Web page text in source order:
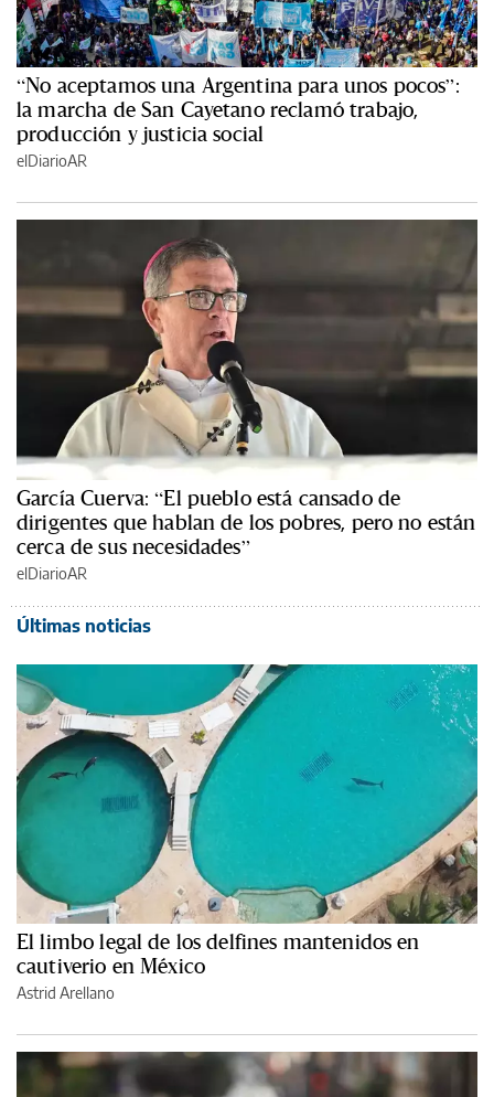
“No aceptamos una Argentina para unos pocos”:
la marcha de San Cayetano reclamó trabajo,
producción y justicia social
elDiarioAR
García Cuerva: “El pueblo está cansado de
dirigentes que hablan de los pobres, pero no están
cerca de sus necesidades”
elDiarioAR
Últimas noticias
El limbo legal de los delfines mantenidos en
cautiverio en México
Astrid Arellano